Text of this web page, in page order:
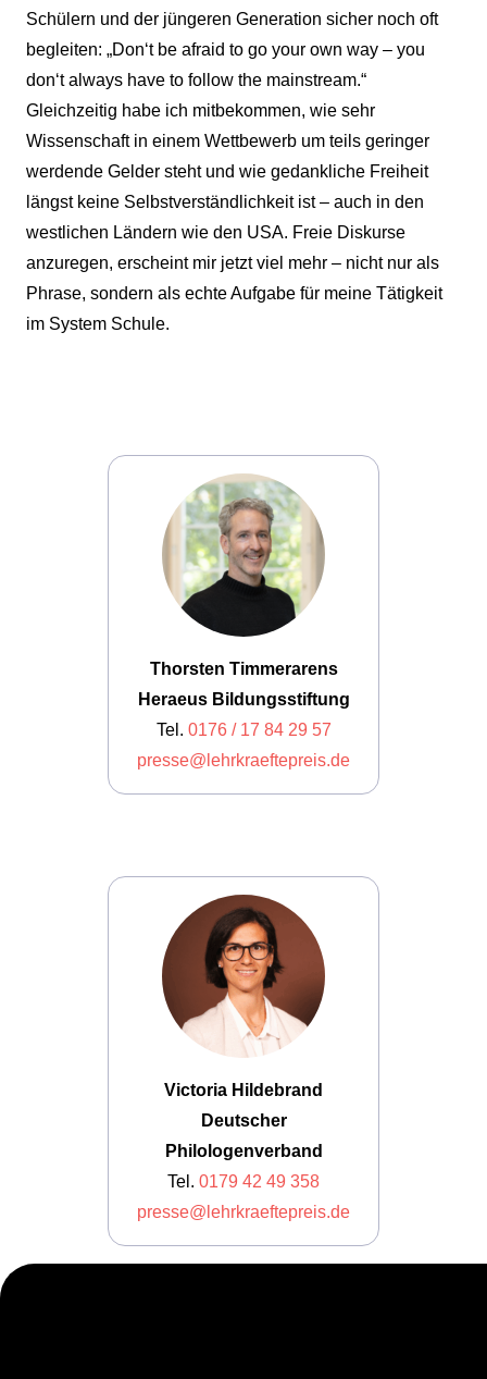
Schülern und der jüngeren Generation sicher noch oft
begleiten: „Don‘t be afraid to go your own way – you
don‘t always have to follow the mainstream.“
Gleichzeitig habe ich mitbekommen, wie sehr
Wissenschaft in einem Wettbewerb um teils geringer
werdende Gelder steht und wie gedankliche Freiheit
längst keine Selbstverständlichkeit ist – auch in den
westlichen Ländern wie den USA. Freie Diskurse
anzuregen, erscheint mir jetzt viel mehr – nicht nur als
Phrase, sondern als echte Aufgabe für meine Tätigkeit
im System Schule.
Thorsten Timmerarens
Heraeus Bildungsstiftung
Tel. 0176 / 17 84 29 57
presse@lehrkraeftepreis.de
Victoria Hildebrand
Deutscher
Philologenverband
Tel. 0179 42 49 358
presse@lehrkraeftepreis.de